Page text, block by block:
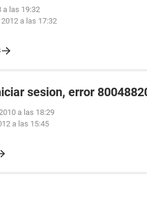
a las 19:32
2012 a las 17:32
sesion, error
a las 18:29
a las 15:45